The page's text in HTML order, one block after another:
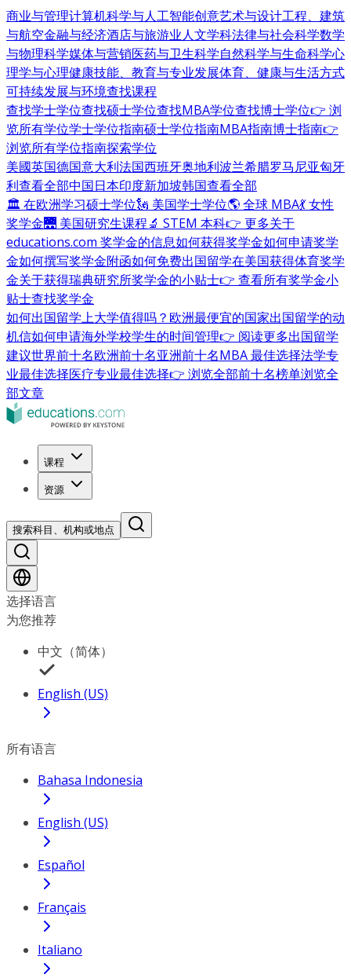
商业与管理计算机科学与人工智能创意艺术与设计工程、建筑
与航空金融与经济酒店与旅游业人文学科法律与社会科学数学
与物理科学媒体与营销医药与卫生科学自然科学与生命科学心
理学与心理健康技能、教育与专业发展体育、健康与生活方式
可持续发展与环境查找课程
查找学士学位查找硕士学位查找MBA学位查找博士学位👉 浏
览所有学位学士学位指南硕士学位指南MBA指南博士指南👉
浏览所有学位指南探索学位
美國英国德国意大利法国西班牙奥地利波兰希腊罗马尼亚匈牙
利查看全部中国日本印度新加坡韩国查看全部
🏛 在欧洲学习硕士学位🗽 美国学士学位🌎 全球 MBA💃 女性
奖学金🌉 美国研究生课程🔬 STEM 本科👉 更多关于
educations.com 奖学金的信息如何获得奖学金如何申请奖学
金如何撰写奖学金附函如何免费出国留学在美国获得体育奖学
金关于获得瑞典研究所奖学金的小贴士👉 查看所有奖学金小
贴士查找奖学金
如何出国留学上大学值得吗？ 欧洲最便宜的国家出国留学的动
机信如何申请海外学校学生的时间管理👉 阅读更多出国留学
建议世界前十名欧洲前十名亚洲前十名MBA 最佳选择法学专
业最佳选择医疗专业最佳选择👉 浏览全部前十名榜单浏览全
部文章
课程
资源
搜索科目、机构或地点
选择语言
为您推荐
中文（简体）
English (US)
所有语言
Bahasa Indonesia
English (US)
Español
Français
Italiano